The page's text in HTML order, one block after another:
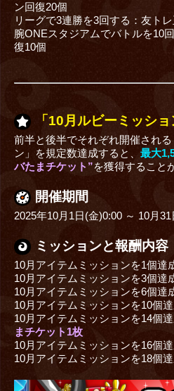
ン回復20個
リーグで3連勝を3回する：友ト
腕ONEスタジアムでバトルを10
復10個
「10月ルビーミッシ
前半と後半でそれぞれ開催され
ン」を規定数達成すると、 最大
バたまチケット”を獲得すること
開催期間
2025年10月1日(金)0:00 ～ 10月
ミッションと報酬内容
10月アイテムミッションを1個達
10月アイテムミッションを3個達
10月アイテムミッションを6個達
10月アイテムミッションを10個達
10月アイテムミッションを14個達
まチケット1枚
10月アイテムミッションを16個達
10月アイテムミッションを18個達